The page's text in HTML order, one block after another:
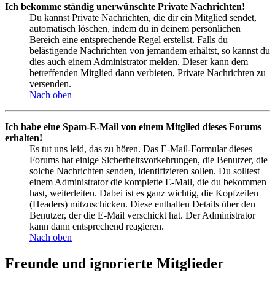
Ich bekomme ständig unerwünschte Private Nachrichten!
Du kannst Private Nachrichten, die dir ein Mitglied sendet,
automatisch löschen, indem du in deinem persönlichen
Bereich eine entsprechende Regel erstellst. Falls du
belästigende Nachrichten von jemandem erhältst, so kannst du
dies auch einem Administrator melden. Dieser kann dem
betreffenden Mitglied dann verbieten, Private Nachrichten zu
versenden.
Nach oben
Ich habe eine Spam-E-Mail von einem Mitglied dieses Forums
erhalten!
Es tut uns leid, das zu hören. Das E-Mail-Formular dieses
Forums hat einige Sicherheitsvorkehrungen, die Benutzer, die
solche Nachrichten senden, identifizieren sollen. Du solltest
einem Administrator die komplette E-Mail, die du bekommen
hast, weiterleiten. Dabei ist es ganz wichtig, die Kopfzeilen
(Headers) mitzuschicken. Diese enthalten Details über den
Benutzer, der die E-Mail verschickt hat. Der Administrator
kann dann entsprechend reagieren.
Nach oben
Freunde und ignorierte Mitglieder